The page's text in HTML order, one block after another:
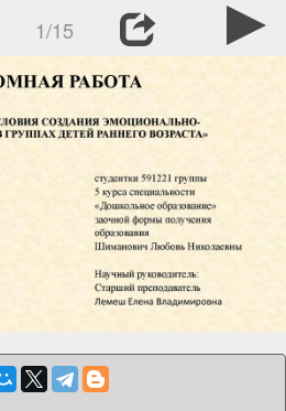
1/15